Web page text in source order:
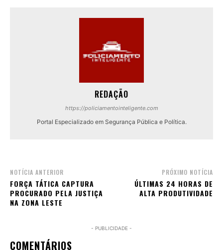
REDAÇÃO
https://policiamentointeligente.com
Portal Especializado em Segurança Pública e Política.
NOTÍCIA ANTERIOR
FORÇA TÁTICA CAPTURA
PROCURADO PELA JUSTIÇA
NA ZONA LESTE
PRÓXIMO NOTÍCIA
ÚLTIMAS 24 HORAS DE
ALTA PRODUTIVIDADE
- PUBLICIDADE -
COMENTÁRIOS